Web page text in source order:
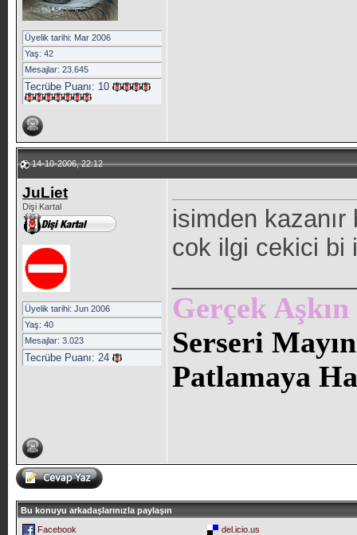
Üyelik tarihi: Mar 2006
Yaş: 42
Mesajlar: 23.645
Tecrübe Puanı: 10
14-10-2006, 22:12
JuLiet
Dişi Kartal
Üyelik tarihi: Jun 2006
Yaş: 40
Mesajlar: 3.023
Tecrübe Puanı: 24
isimden kazanır
cok ilgi cekici bi
Gerçek
Serseri
Patlamaya
Bu konuyu arkadaşlarınızla paylaşın
Facebook
del.icio.us